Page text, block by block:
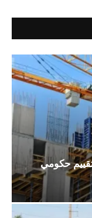
“دعم السكن” بعد 2028؟ تقييم حكومي